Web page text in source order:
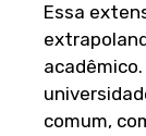
Essa
comum,